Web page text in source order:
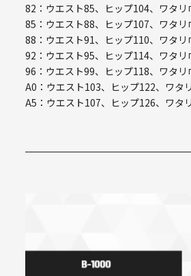
82：ウエスト85、ヒップ104、ワタ
85：ウエスト88、ヒップ107、ワタ
88：ウエスト91、ヒップ110、ワタ
92：ウエスト95、ヒップ114、ワタ
96：ウエスト99、ヒップ118、ワタ
A0：ウエスト103、ヒップ122、ワタ
A5：ウエスト107、ヒップ126、ワタ